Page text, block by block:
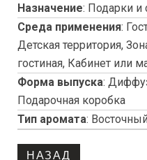
Назначение: Подарки и
Среда применения:
Детская территория,
гостиная, Кабинет или
Форма выпуска:
Подарочная коробка
Тип аромата: